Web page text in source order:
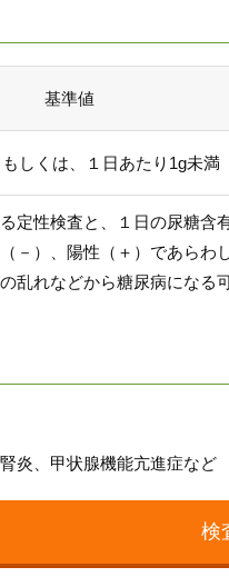
基準値
しくは、１日あたり1g未満
定性検査と、１日の尿糖含
－）、陽性（＋）であらわ
乱れなどから糖尿病になる
炎、甲状腺機能亢進症など
検